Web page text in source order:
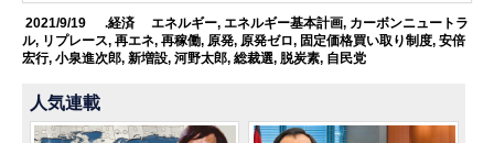
2021/9/19 .経済 エネルギー, エネルギー基本計画, カーボンニュートラ
ル, リプレース,再エネ,再稼働, 原発, 原発ゼロ, 固定価格買い取り制度,安倍
宏行,小泉進次郎,新増設,河野太郎,総裁選,脱炭素, 自民党
人気連載